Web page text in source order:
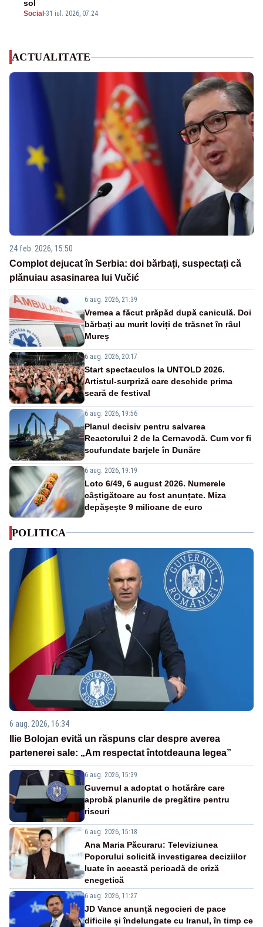
Social -31 iul. 2026, 07:24
sol
ACTUALITATE
24 feb. 2026, 15:50
Complot dejucat în Serbia: doi bărbați, suspectați că
plănuiau asasinarea lui Vučić
6 aug. 2026, 21:39
Vremea a făcut prăpăd după caniculă. Doi
bărbați au murit loviți de trăsnet în râul
Mureș
6 aug. 2026, 20:17
Start spectaculos la UNTOLD 2026.
Artistul-surpriză care deschide prima
seară de festival
6 aug. 2026, 19:56
Planul decisiv pentru salvarea
Reactorului 2 de la Cernavodă. Cum vor fi
scufundate barjele în Dunăre
6 aug. 2026, 19:19
Loto 6/49, 6 august 2026. Numerele
câștigătoare au fost anunțate. Miza
depășește 9 milioane de euro
POLITICA
6 aug. 2026, 16:34
Ilie Bolojan evită un răspuns clar despre averea
partenerei sale: „Am respectat întotdeauna legea”
6 aug. 2026, 15:39
Guvernul a adoptat o hotărâre care
aprobă planurile de pregătire pentru
riscuri
6 aug. 2026, 15:18
Ana Maria Păcuraru: Televiziunea
Poporului solicită investigarea deciziilor
luate în această perioadă de criză
enegetică
6 aug. 2026, 11:27
JD Vance anunță negocieri de pace
dificile și îndelungate cu Iranul, în timp ce